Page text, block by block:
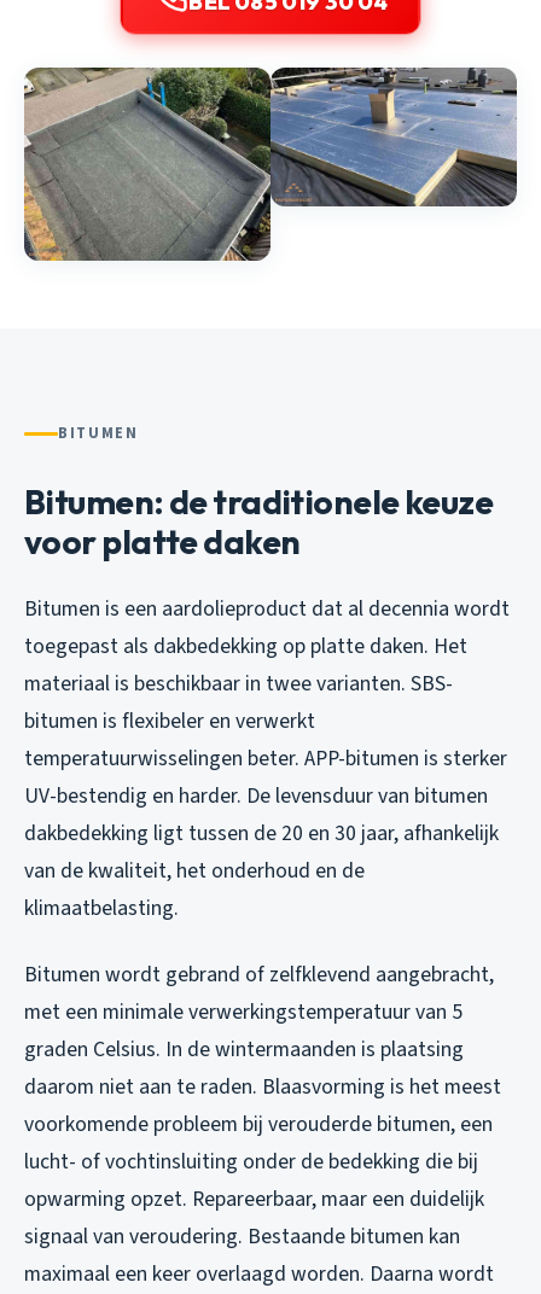
BITUMEN
Bitumen: de traditionele keuze
voor platte daken
Bitumen is een aardolieproduct dat al decennia wordt
toegepast als dakbedekking op platte daken. Het
materiaal is beschikbaar in twee varianten. SBS-
bitumen is flexibeler en verwerkt
temperatuurwisselingen beter. APP-bitumen is sterker
UV-bestendig en harder. De levensduur van bitumen
dakbedekking ligt tussen de 20 en 30 jaar, afhankelijk
van de kwaliteit, het onderhoud en de
klimaatbelasting.
Bitumen wordt gebrand of zelfklevend aangebracht,
met een minimale verwerkingstemperatuur van 5
graden Celsius. In de wintermaanden is plaatsing
daarom niet aan te raden. Blaasvorming is het meest
voorkomende probleem bij verouderde bitumen, een
lucht- of vochtinsluiting onder de bedekking die bij
opwarming opzet. Repareerbaar, maar een duidelijk
signaal van veroudering. Bestaande bitumen kan
maximaal een keer overlaagd worden. Daarna wordt